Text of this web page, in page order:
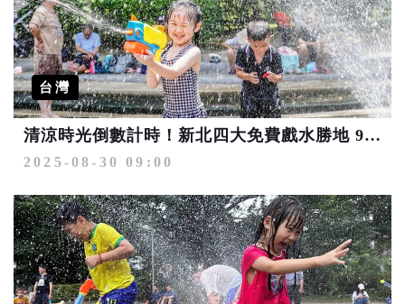
台灣
清涼時光倒數計時！新北四大免費戲水勝地 9月底前玩起來
2025-08-30 09:00